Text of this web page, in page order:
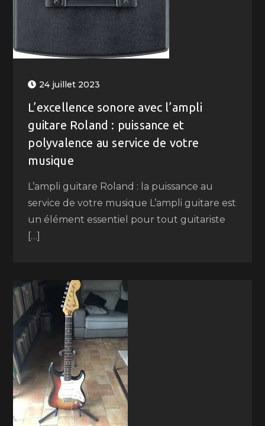
24 juillet 2023
L’excellence sonore avec l’ampli
guitare Roland : puissance et
polyvalence au service de votre
musique
L’ampli guitare Roland : la puissance au
service de votre musique L’ampli guitare est
un élément essentiel pour tout guitariste
[…]